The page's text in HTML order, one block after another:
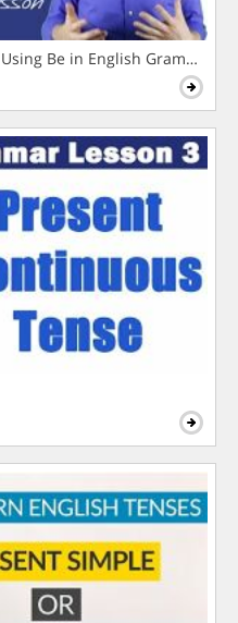
Be in English Grammar